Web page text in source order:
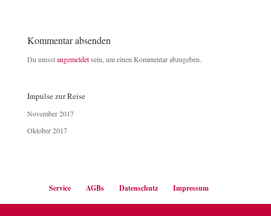
Kommentar absenden
Du musstangemeldetsein, um einen Kommentar abzugeben.
Impulse zur Reise
November 2017
Oktober 2017
Service AGBs Datenschutz Impressum